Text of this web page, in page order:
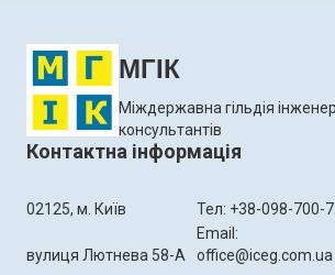
МГІК
Міждержавна гільдія
консультантів
Контактна інформація
02125, м. Київ
вулиця Лютнева 58-А
Тел: +38-098-700-
Email:
office@iceg.com.ua